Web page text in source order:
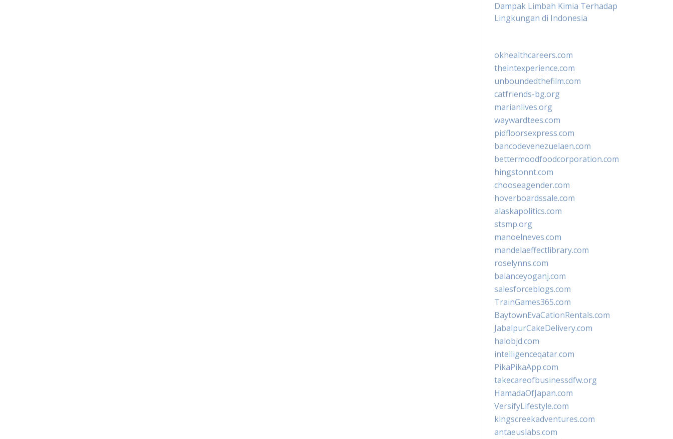
Dampak Limbah Kimia Terhadap
Lingkungan di Indonesia
okhealthcareers.com
theintexperience.com
unboundedthefilm.com
catfriends-bg.org
marianlives.org
waywardtees.com
pidfloorsexpress.com
bancodevenezuelaen.com
bettermoodfoodcorporation.com
hingstonnt.com
chooseagender.com
hoverboardssale.com
alaskapolitics.com
stsmp.org
manoelneves.com
mandelaeffectlibrary.com
roselynns.com
balanceyoganj.com
salesforceblogs.com
TrainGames365.com
BaytownEvaCationRentals.com
JabalpurCakeDelivery.com
halobjd.com
intelligenceqatar.com
PikaPikaApp.com
takecareofbusinessdfw.org
HamadaOfJapan.com
VersifyLifestyle.com
kingscreekadventures.com
antaeuslabs.com